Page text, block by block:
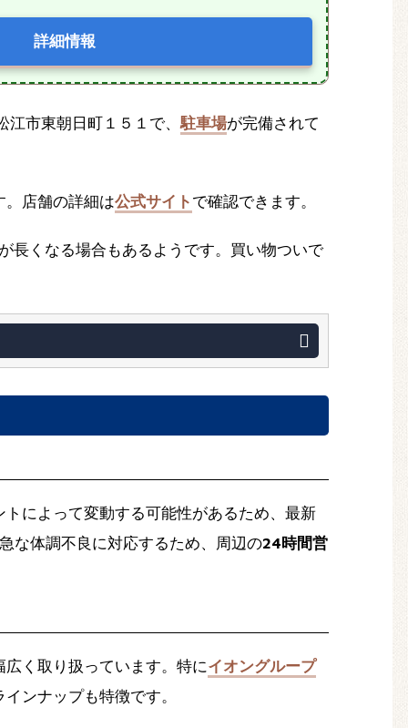
詳細情報
市東朝日町１５１で、 駐車場が完備されて
。店舗の詳細は公式サイト で確認できます。
長くなる場合もあるようです。買い物ついで
によって変動する可能性があるため、最新
な体調不良に対応するため、周辺の24時間営
広く取り扱っています。特にイオングループ
ンナップも特徴です。